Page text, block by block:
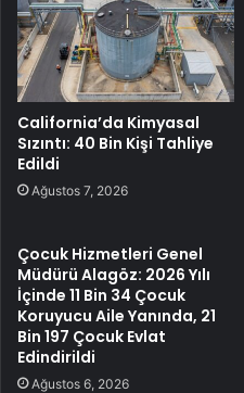
California’da Kimyasal
Sızıntı: 40 Bin Kişi Tahliye
Edildi
Ağustos 7, 2026
Çocuk Hizmetleri Genel
Müdürü Alagöz: 2026 Yılı
İçinde 11 Bin 34 Çocuk
Koruyucu Aile Yanında, 21
Bin 197 Çocuk Evlat
Edindirildi
Ağustos 6, 2026